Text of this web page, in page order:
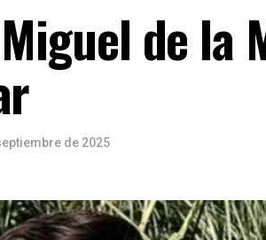
de
de 2025